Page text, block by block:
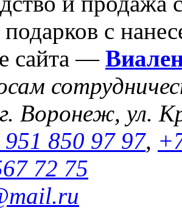
с
сайта —
Воронеж, ул.
850 97 97,
72 75